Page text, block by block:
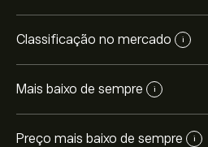
Classificação no mercado i
Mais baixo de sempre i
Preço mais baixo de sempre i